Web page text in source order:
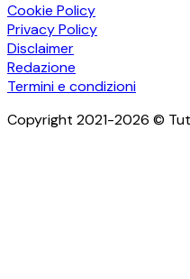
Cookie Policy
Privacy Policy
Disclaimer
Redazione
Termini e condizioni
Copyright 2021-2026 ©